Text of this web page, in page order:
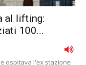
al lifting:
100...
ospitava l'ex stazione